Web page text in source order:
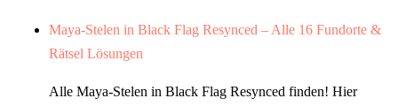
Maya-Stelen in Black Flag Resynced – Alle 16 Fundorte &
Rätsel Lösungen
Alle Maya-Stelen in Black Flag Resynced finden! Hier